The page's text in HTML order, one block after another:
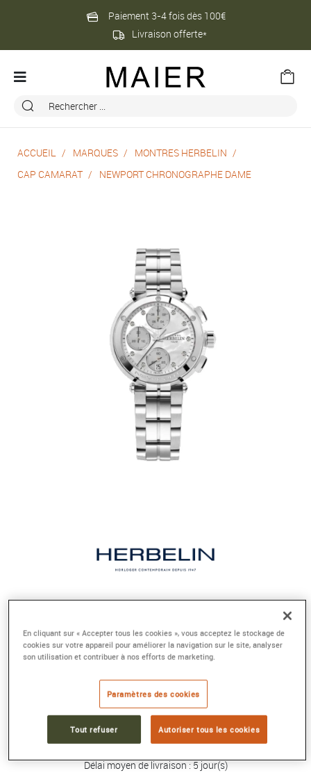
Paiement 3-4 fois dès 100€
Livraison offerte*
ACCUEIL MARQUES
MONTRES HERBELIN
CAP CAMARAT
NEWPORT CHRONOGRAPHE DAME
NEWPORT CHRONOGRAPHE DAME
35 mm, acier, quartz
Collection :CAP CAMARAT
1 000 €
Délai moyen de livraison : 5 jour(s)
En cliquant sur « Accepter tous les cookies », vous acceptez le stockage de
cookies sur votre appareil pour améliorer la navigation sur le site, analyser
son utilisation et contribuer à nos efforts de marketing.
Paramètres des cookies
Tout refuser Autoriser tous les cookies